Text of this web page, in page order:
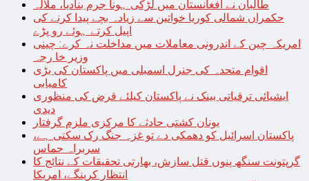
طالبان نے افغانستان میں لڑکی ہونا جرم بنادیا، ملالہ
حکمراں شمالی کوریا خواتین سے زیادہ بچے پیدا کرنے کی
اپیل کرتے ہوئے رو پڑے
امریکہ چین کے اندرونی معاملات میں مداخلت نہ کرے: چینی
وزیر خا رجہ
اقوام متحدہ کی جنرل اسمبلی میں پاکستان کی بڑی
کامیابی
ایشیائی ترقیاتی بینک نے پاکستان کیلئے قرض کی منظوری
دیدی
یونان کشتی حادثے کا مرکزی ملزم گرفتار
پاکستان اسرائیل کو دھمکی دے تو غزہ جنگ رک سکتی ہے،
سربراہ حماس
گرپتونت سنگھ پنوں قتل سازش، بھارتی تحقیقات کے نتائج کا
انتظار کرینگے، امریکا